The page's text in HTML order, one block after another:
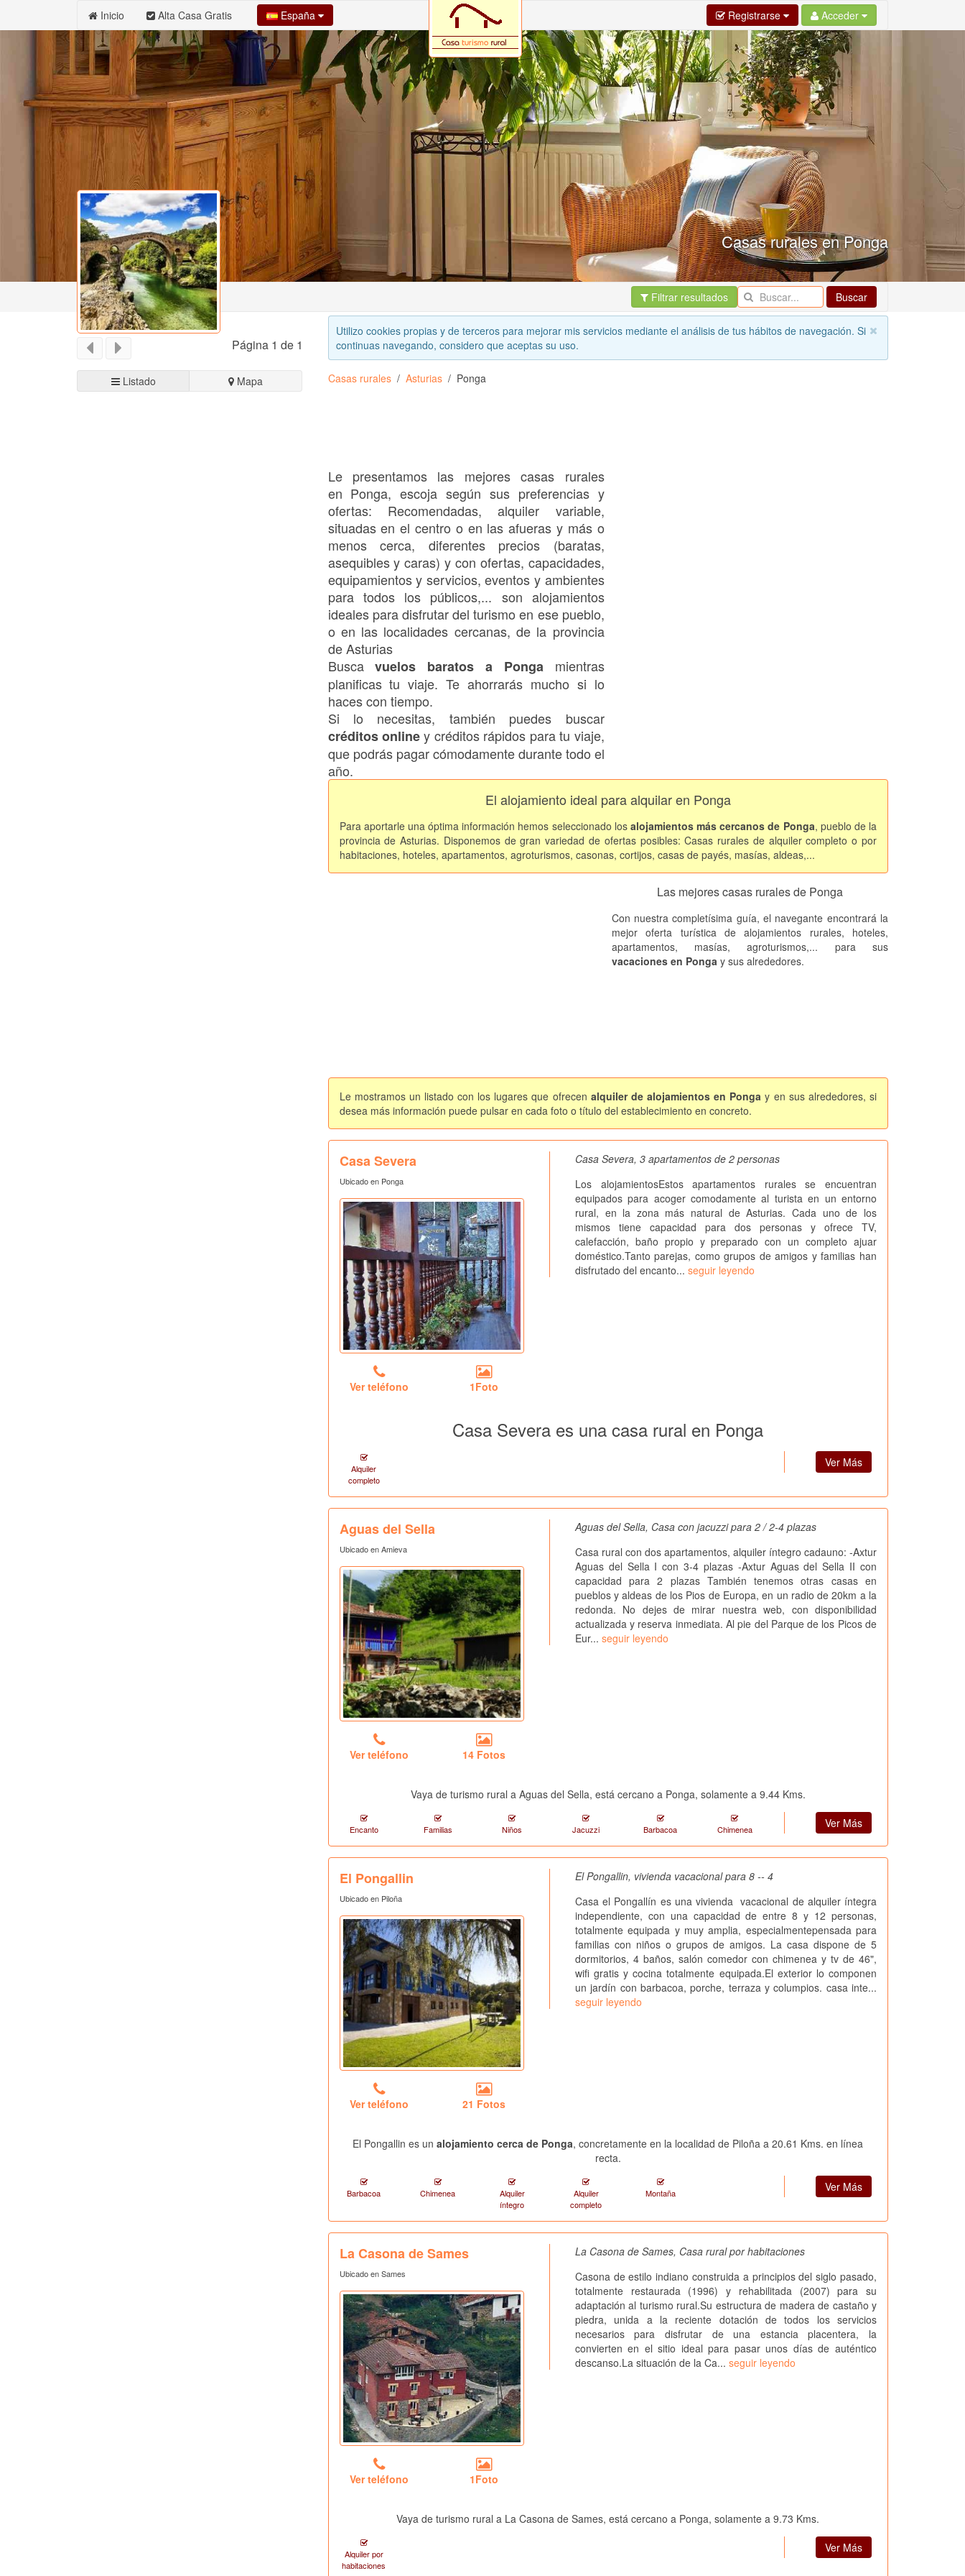
Inicio Alta Casa Gratis España Registrarse Acceder
Casas rurales en Ponga
Filtrar resultados Buscar
Página 1 de 1
Listado Mapa
Utilizo cookies propias y de terceros para mejorar mis servicios mediante el análisis de tus hábitos de navegación. Si
continuas navegando, considero que aceptas su uso.
Casas rurales Asturias Ponga
Le presentamos las mejores casas rurales
en Ponga, escoja según sus preferencias y
ofertas: Recomendadas, alquiler variable,
situadas en el centro o en las afueras y más o
menos cerca, diferentes precios (baratas,
asequibles y caras) y con ofertas, capacidades,
equipamientos y servicios, eventos y ambientes
para todos los públicos,... son alojamientos
ideales para disfrutar del turismo en ese pueblo,
o en las localidades cercanas, de la provincia
de Asturias
Buscavuelos baratos a Ponga mientras
planificas tu viaje. Te ahorrarás mucho si lo
haces con tiempo.
Si lo necesitas, también puedes buscar
créditos onliney créditos rápidos para tu viaje,
que podrás pagar cómodamente durante todo el
año.
El alojamiento ideal para alquilar en Ponga
Para aportarle una óptima información hemos seleccionado los alojamientos más cercanos de Ponga, pueblo de la
provincia de Asturias. Disponemos de gran variedad de ofertas posibles: Casas rurales de alquiler completo o por
habitaciones, hoteles, apartamentos, agroturismos, casonas, cortijos, casas de payés, masías, aldeas,...
Las mejores casas rurales de Ponga
Con nuestra completísima guía, el navegante encontrará la
mejor oferta turística de alojamientos rurales, hoteles,
apartamentos, masías, agroturismos,... para sus
vacaciones en Pongay sus alrededores.
Le mostramos un listado con los lugares que ofrecen alquiler de alojamientos en Ponga y en sus alrededores, si
desea más información puede pulsar en cada foto o título del establecimiento en concreto.
Casa Severa
Ubicado en Ponga
Ver teléfono 1Foto
Casa Severa, 3 apartamentos de 2 personas
Los alojamientosEstos apartamentos rurales se encuentran
equipados para acoger comodamente al turista en un entorno
rural, en la zona más natural de Asturias. Cada uno de los
mismos tiene capacidad para dos personas y ofrece TV,
calefacción, baño propio y preparado con un completo ajuar
doméstico.Tanto parejas, como grupos de amigos y familias han
disfrutado del encanto... seguir leyendo
Casa Severa es una casa rural en Ponga
Alquiler
completo
Ver Más
Aguas del Sella
Ubicado en Amieva
Ver teléfono 14 Fotos
Aguas del Sella, Casa con jacuzzi para 2 / 2-4 plazas
Casa rural con dos apartamentos, alquiler íntegro cadauno: -Axtur
Aguas del Sella I con 3-4 plazas -Axtur Aguas del Sella II con
capacidad para 2 plazas También tenemos otras casas en
pueblos y aldeas de los Pios de Europa, en un radio de 20km a la
redonda. No dejes de mirar nuestra web, con disponibilidad
actualizada y reserva inmediata. Al pie del Parque de los Picos de
Eur... seguir leyendo
Vaya de turismo rural a Aguas del Sella, está cercano a Ponga, solamente a 9.44 Kms.
Encanto Familias Niños Jacuzzi Barbacoa Chimenea Ver Más
El Pongallin
Ubicado en Piloña
Ver teléfono 21 Fotos
El Pongallin, vivienda vacacional para 8 -- 4
Casa el Pongallín es una vivienda vacacional de alquiler íntegra
independiente, con una capacidad de entre 8 y 12 personas,
totalmente equipada y muy amplia, especialmentepensada para
familias con niños o grupos de amigos. La casa dispone de 5
dormitorios, 4 baños, salón comedor con chimenea y tv de 46",
wifi gratis y cocina totalmente equipada.El exterior lo componen
un jardín con barbacoa, porche, terraza y columpios. casa inte...
seguir leyendo
El Pongallin es unalojamiento cerca de Ponga, concretamente en la localidad de Piloña a 20.61 Kms. en línea
recta.
Barbacoa Chimenea
Alquiler
íntegro
Alquiler
completo
Montaña Ver Más
La Casona de Sames
Ubicado en Sames
Ver teléfono 1Foto
La Casona de Sames, Casa rural por habitaciones
Casona de estilo indiano construida a principios del siglo pasado,
totalmente restaurada (1996) y rehabilitada (2007) para su
adaptación al turismo rural.Su estructura de madera de castaño y
piedra, unida a la reciente dotación de todos los servicios
necesarios para disfrutar de una estancia placentera, la
convierten en el sitio ideal para pasar unos días de auténtico
descanso.La situación de la Ca... seguir leyendo
Vaya de turismo rural a La Casona de Sames, está cercano a Ponga, solamente a 9.73 Kms.
Alquiler por
habitaciones
Ver Más